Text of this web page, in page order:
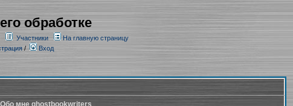
обработке
Участники
На главную страницу
/ Вход
Обо мне ghostbookwriters